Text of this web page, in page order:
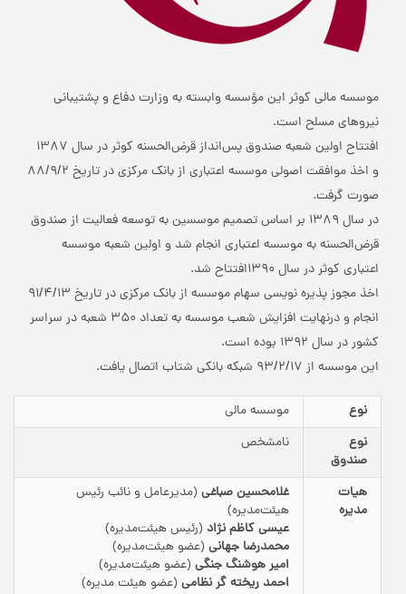
موسسه مالی کوثر این مؤسسه وابسته به وزارت دفاع و پشتیبانی
نیروهای مسلح است.
افتتاح اولین شعبه صندوق پس‌انداز قرض‌الحسنه کوثر در سال 1387
و اخذ موافقت اصولی موسسه اعتباری از بانک مرکزی در تاریخ 88/9/2
صورت گرفت.
در سال 1389 بر اساس تصمیم موسسین به توسعه فعالیت از صندوق
قرض‌الحسنه به موسسه اعتباری انجام شد و اولین شعبه موسسه
اعتباری کوثر در سال 1390افتتاح شد.
اخذ مجوز پذیره نویسی سهام موسسه از بانک مرکزی در تاریخ 91/4/13
انجام و درنهایت افزایش شعب موسسه به تعداد 350 شعبه در سراسر
کشور در سال 1392 بوده است.
این موسسه از 93/2/17 شبکه بانکی شتاب اتصال یافت.
نوع
موسسه مالی
نوع
صندوق
نامشخص
هیات
مدیره
غلامحسین صباغی (مدیرعامل و نائب رئیس
هیئت‌مدیره)
عیسی کاظم نژاد (رئیس هیئت‌مدیره)
محمدرضا جهانی (عضو هیئت‌مدیره)
امیر هوشنگ جنگی (عضو هیئت‌مدیره)
احمد ریخته گر نظامی (عضو هیئت مدیره)